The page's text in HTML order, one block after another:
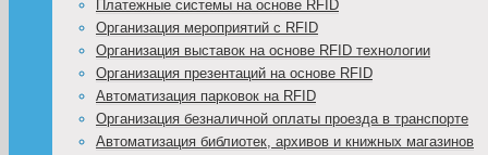
Платежные системы на основе RFID
Организация мероприятий с RFID
Организация выставок на основе RFID технологии
Организация презентаций на основе RFID
Автоматизация парковок на RFID
Организация безналичной оплаты проезда в транспорте
Автоматизация библиотек, архивов и книжных магазинов